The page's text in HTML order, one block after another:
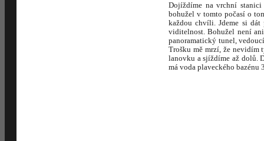
Dojíždíme na vrchní stanici
bohužel v tomto počasí o
každou chvíli. Jdeme si dát
viditelnost. Bohužel není
panoramatický tunel,
Trošku mě mrzí, že nevidím
lanovku a sjíždíme až dolů.
má voda plaveckého bazénu